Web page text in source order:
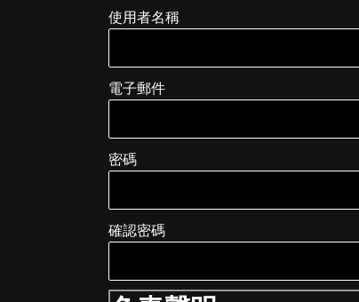
使用者名稱
電子郵件
密碼
確認密碼